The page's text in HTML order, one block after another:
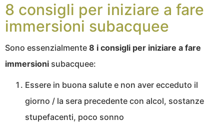
8 consigli per iniziare a fare
immersioni subacquee
Sono essenzialmente 8 i consigli per iniziare a fare
immersioni subacquee:
Essere in buona salute e non aver ecceduto il
giorno / la sera precedente con alcol, sostanze
stupefacenti, poco sonno